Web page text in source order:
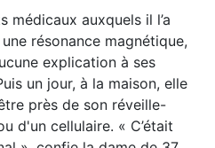
médicaux auxquels il l’a
résonance magnétique,
explication à ses
un jour, à la maison, elle
près de son réveille-
d'un cellulaire. « C’était